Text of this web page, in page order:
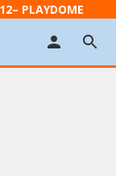
PLAYDOME